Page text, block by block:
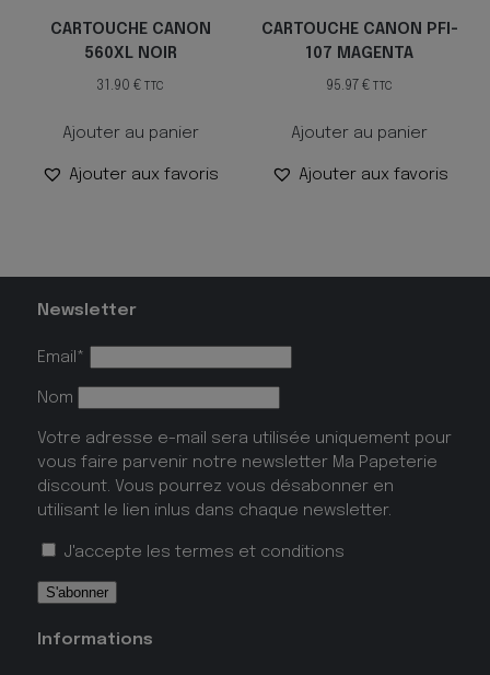
CARTOUCHE CANON
560XL NOIR
31.90€ TTC
Ajouter au panier
Ajouter aux favoris
CARTOUCHE CANON PFI-
107 MAGENTA
95.97€ TTC
Ajouter au panier
Ajouter aux favoris
Newsletter
Email*
Nom
Votre adresse e-mail sera utilisée uniquement pour
vous faire parvenir notre newsletter Ma Papeterie
discount. Vous pourrez vous désabonner en
utilisant le lien inlus dans chaque newsletter.
J'accepte les termes et conditions
Informations